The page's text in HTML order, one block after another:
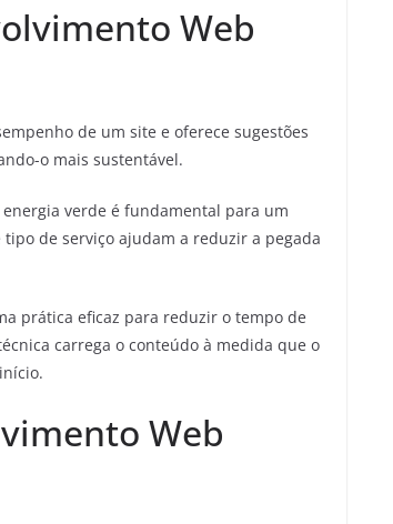
Web
de um site e oferece sugestões
o mais sustentável.
verde é fundamental para um
de serviço ajudam a reduzir a pegada
prática eficaz para reduzir o tempo de
carrega o conteúdo à medida que o
Web